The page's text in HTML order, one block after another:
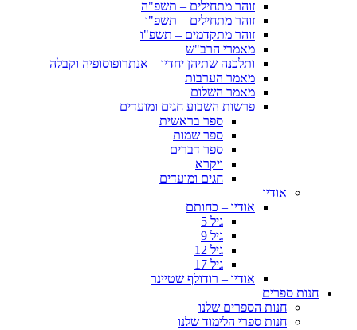
זוהר מתחילים – תשפ"ה
זוהר מתחילים – תשפ"ו
זוהר מתקדמים – תשפ"ו
מאמרי הרב"ש
ותלכנה שתיהן יחדיו – אנתרופוסופיה וקבלה
מאמר הערבות
מאמר השלום
פרשות השבוע חגים ומועדים
ספר בראשית
ספר שמות
ספר דברים
ויקרא
חגים ומועדים
אודיו
אודיו – כחותם
גיל 5
גיל 9
גיל 12
גיל 17
אודיו – רודולף שטיינר
חנות ספרים
חנות הספרים שלנו
חנות ספרי הלימוד שלנו